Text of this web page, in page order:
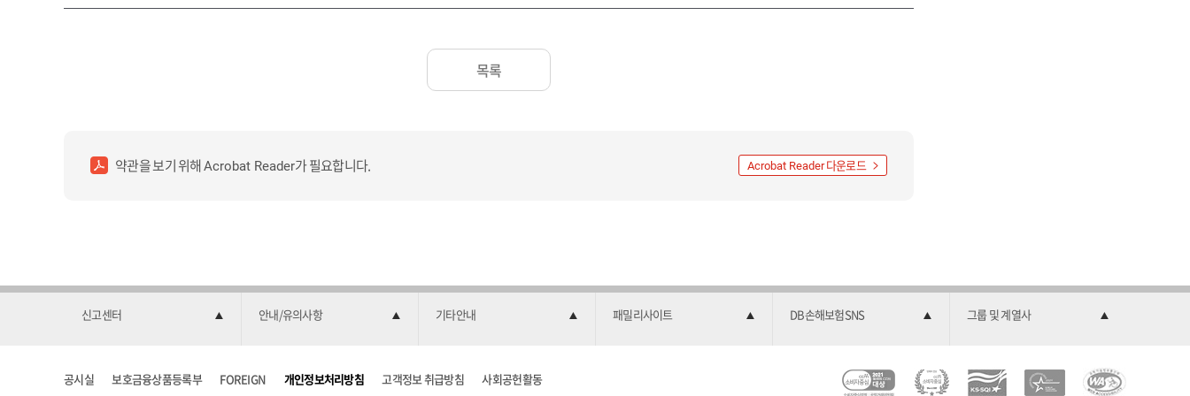
목록
약관을 보기 위해Acrobat Reader가 필요합니다. Acrobat Reader다운로드
신고센터 안내/유의사항 기타안내 패밀리사이트 DB손해보험SNS 그룹 및 계열사
공시실 보호금융상품등록부 FOREIGN 개인정보처리방침 고객정보 취급방침 사회공헌활동
C
소
2
한
과